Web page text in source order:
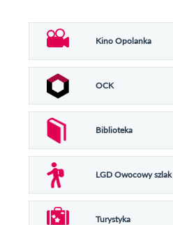
Kino Opolanka
OCK
Biblioteka
LGD Owocowy szlak
Turystyka